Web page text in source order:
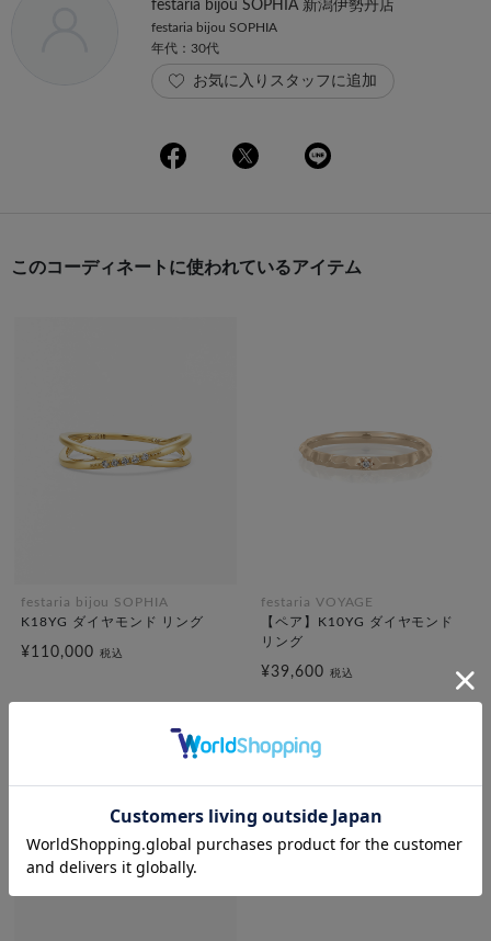
festaria bijou SOPHIA 新潟伊勢丹店
festaria bijou SOPHIA
年代：30代
お気に入りスタッフに追加
このコーディネートに使われているアイテム
festaria bijou SOPHIA
K18YG ダイヤモンド リング
¥110,000 税込
festaria VOYAGE
【ペア】K10YG ダイヤモンド
リング
¥39,600 税込